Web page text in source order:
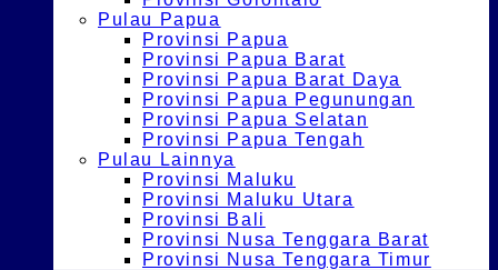
Pulau Papua
Provinsi Papua
Provinsi Papua Barat
Provinsi Papua Barat Daya
Provinsi Papua Pegunungan
Provinsi Papua Selatan
Provinsi Papua Tengah
Pulau Lainnya
Provinsi Maluku
Provinsi Maluku Utara
Provinsi Bali
Provinsi Nusa Tenggara Barat
Provinsi Nusa Tenggara Timur